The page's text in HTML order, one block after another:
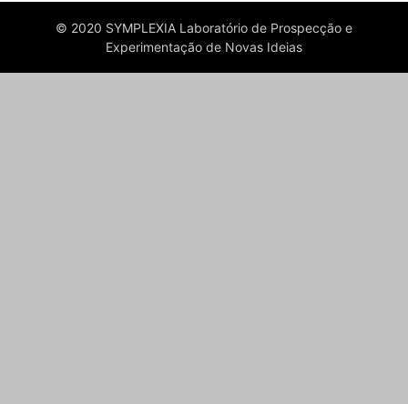
© 2020 SYMPLEXIA Laboratório de Prospecção e
Experimentação de Novas Ideias